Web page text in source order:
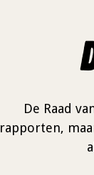
De Raad
rapporten,